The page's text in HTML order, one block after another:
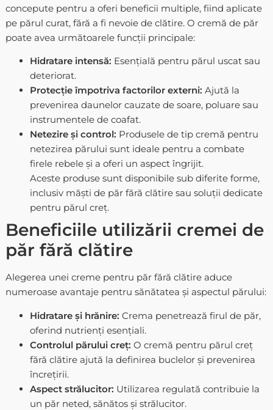
concepute pentru a oferi beneficii multiple, fiind aplicate
pe părul curat, fără a fi nevoie de clătire. O cremă de păr
poate avea următoarele funcții principale:
Hidratare intensă: Esențială pentru părul uscat sau
deteriorat.
Protecție împotriva factorilor externi: Ajută la
prevenirea daunelor cauzate de soare, poluare sau
instrumentele de coafat.
Netezire și control: Produsele de tip cremă pentru
netezirea părului sunt ideale pentru a combate
firele rebele și a oferi un aspect îngrijit.
Aceste produse sunt disponibile sub diferite forme,
inclusiv măști de păr fără clătiresau soluții dedicate
pentru părul creț.
Beneficiile utilizării cremei de
păr fără clătire
Alegerea unei creme pentru păr fără clătireaduce
numeroase avantaje pentru sănătatea și aspectul părului:
Hidratare și hrănire: Crema penetrează firul de păr,
oferind nutrienți esențiali.
Controlul părului creț: O cremă pentru părul creț
fără clătireajută la definirea buclelor și prevenirea
încrețirii.
Aspect strălucitor: Utilizarea regulată contribuie la
un păr neted, sănătos și strălucitor.